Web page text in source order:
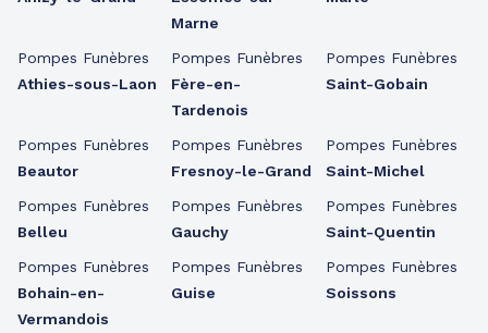
Pompes Funèbres
Athies-sous-Laon
Pompes Funèbres
Beautor
Pompes Funèbres
Belleu
Pompes Funèbres
Bohain-en-
Vermandois
Marne
Pompes Funèbres
Fère-en-
Tardenois
Pompes Funèbres
Fresnoy-le-Grand
Pompes Funèbres
Gauchy
Pompes Funèbres
Guise
Pompes Funèbres
Saint-Gobain
Pompes Funèbres
Saint-Michel
Pompes Funèbres
Saint-Quentin
Pompes Funèbres
Soissons